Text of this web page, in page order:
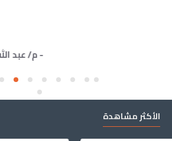
- م/ عبد الله محمود
الأكثر مشاهدة